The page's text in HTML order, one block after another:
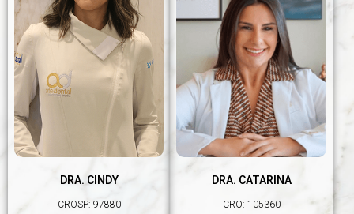
DRA. CINDY
CROSP: 97880
DRA. CATARINA
CRO: 105360